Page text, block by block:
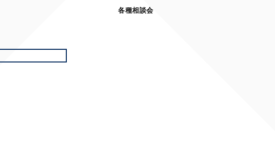
各種相談会